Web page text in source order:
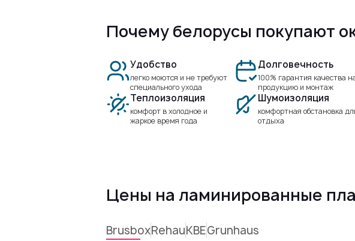
Почему белорусы покупают
Удобство
легко моются и не требуют
специального ухода
Долговечность
100% гарантия качества
продукцию и монтаж
Теплоизоляция
комфорт в холодное и
жаркое время года
Шумоизоляция
комфортная обстановка
отдыха
Цены на ламинированные
BrusboxRehauKBEGrunhaus